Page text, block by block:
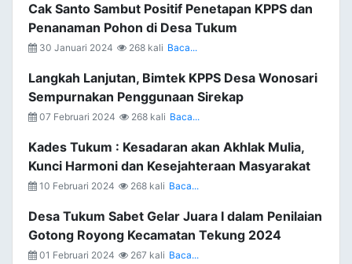
Cak Santo Sambut Positif Penetapan KPPS dan
Penanaman Pohon di Desa Tukum
30 Januari 2024 268 kali Baca...
Langkah Lanjutan, Bimtek KPPS Desa Wonosari
Sempurnakan Penggunaan Sirekap
07 Februari 2024 268 kali Baca...
Kades Tukum : Kesadaran akan Akhlak Mulia,
Kunci Harmoni dan Kesejahteraan Masyarakat
10 Februari 2024 268 kali Baca...
Desa Tukum Sabet Gelar Juara I dalam Penilaian
Gotong Royong Kecamatan Tekung 2024
01 Februari 2024 267 kali Baca...